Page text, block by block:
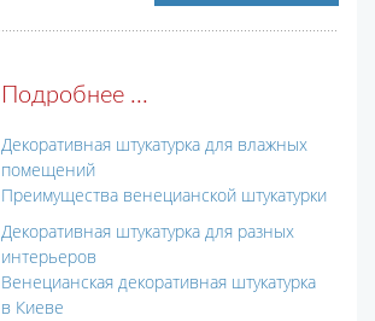
Подробнее ...
Декоративная штукатурка для влажных
помещений
Преимущества венецианской штукатурки
Декоративная штукатурка для разных
интерьеров
Венецианская декоративная штукатурка
в Киеве